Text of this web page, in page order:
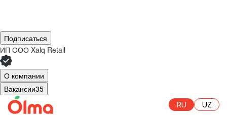
Подписаться
ИП ООО Xalq Retail
О компании
Вакансии35
RU UZ